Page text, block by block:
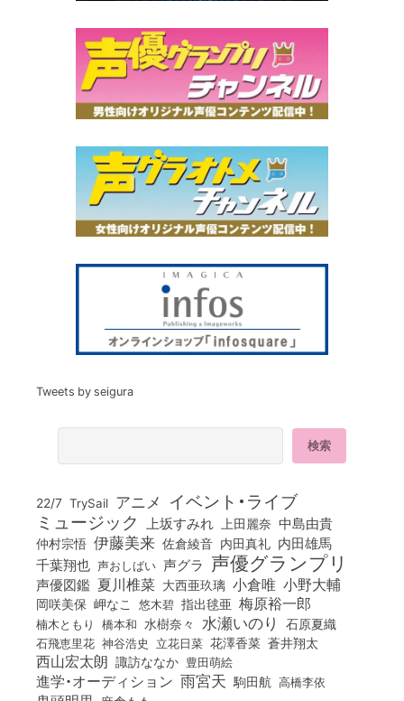
Tweets by seigura
22/7 TrySail アニメ イベント・ライブ
ミュージック 上坂すみれ 上田麗奈 中島由貴
仲村宗悟 伊藤美来 佐倉綾音 内田真礼 内田雄馬
千葉翔也 声おしばい 声グラ 声優グランプリ
声優図鑑 夏川椎菜 大西亜玖璃 小倉唯 小野大輔
岡咲美保 岬なこ 悠木碧 指出毬亜 梅原裕一郎
楠木ともり 橋本和 水樹奈々 水瀬いのり 石原夏織
石飛恵里花 神谷浩史 立花日菜 花澤香菜 蒼井翔太
西山宏太朗 諏訪ななか 豊田萌絵
進学・オーディション 雨宮天 駒田航 高橋李依